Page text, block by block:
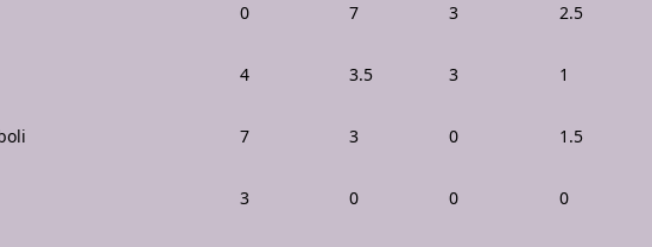
0 7 3 2.5
4 3.5 3 1
7 3 0 1.5
3 0 0 0